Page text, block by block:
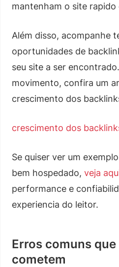
mantenham o site rapido
Além disso, acompanhe
oportunidades de
seu site a ser
movimento, confira um
crescimento dos
crescimento dos
Se quiser ver um
bem hospedado, veja
performance e
experiencia do leitor.
Erros comuns
cometem